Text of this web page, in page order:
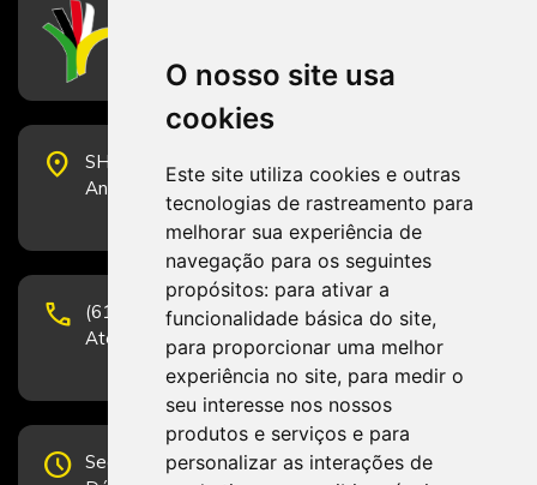
O nosso site usa
cookies
Este site utiliza cookies e outras
tecnologias de rastreamento para
melhorar sua experiência de
navegação para os seguintes
propósitos: para ativar a
funcionalidade básica do site,
para proporcionar uma melhor
experiência no site, para medir o
seu interesse nos nossos
produtos e serviços e para
personalizar as interações de
place
SHS Quadra 6, Bloco E, Complexo Brasil 21, 20º
Andar, Sala 2001 - CEP 70322-915 - Brasília/DF
phone
(61) 3223-1652 e (61) 98131-3801.
Atendimento por telefone em horário comercial
schedule Segunda-feira a Sexta-feira de 12h às 19h.